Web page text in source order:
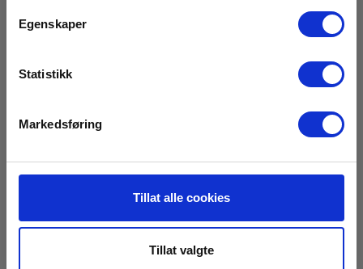
Egenskaper
Statistikk
Markedsføring
Tillat alle cookies
Tillat valgte
Kimo/Sauermann ETC Mekanisk adaptor for